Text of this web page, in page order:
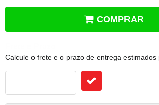
COMPRAR
Calcule o frete e o prazo de entrega estimados